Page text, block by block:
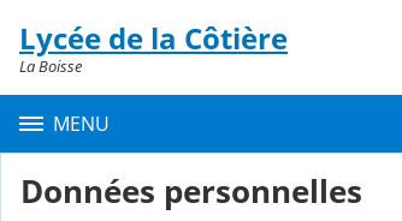
Contenu
Lycée de la Côtière
La Boisse
MENU
Données personnelles